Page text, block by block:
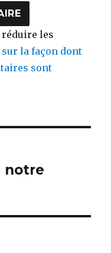
les
la façon dont
sont
notre